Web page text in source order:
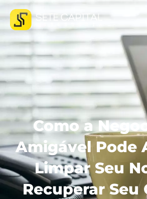
Como a
Amigável Pode
Limpar Seu
Recuperar Seu